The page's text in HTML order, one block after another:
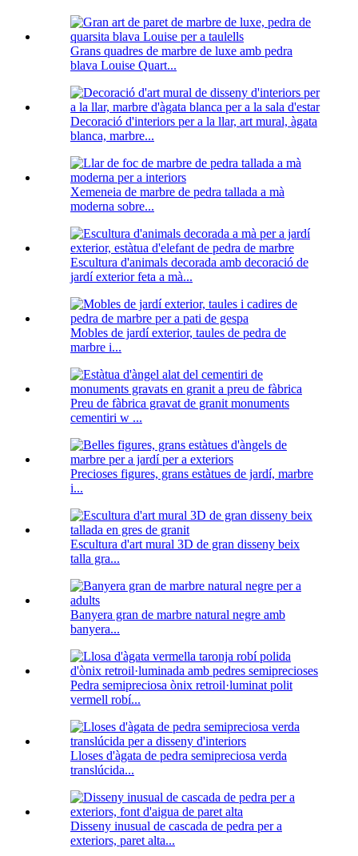
Grans quadres de marbre de luxe amb pedra
blava Louise Quart...
Decoració d'interiors per a la llar, art mural, àgata
blanca, marbre...
Xemeneia de marbre de pedra tallada a mà
moderna sobre...
Escultura d'animals decorada amb decoració de
jardí exterior feta a mà...
Mobles de jardí exterior, taules de pedra de
marbre i...
Preu de fàbrica gravat de granit monuments
cementiri w ...
Precioses figures, grans estàtues de jardí, marbre
i...
Escultura d'art mural 3D de gran disseny beix
talla gra...
Banyera gran de marbre natural negre amb
banyera...
Pedra semipreciosa ònix retroil·luminat polit
vermell robí...
Lloses d'àgata de pedra semipreciosa verda
translúcida...
Disseny inusual de cascada de pedra per a
exteriors, paret alta...